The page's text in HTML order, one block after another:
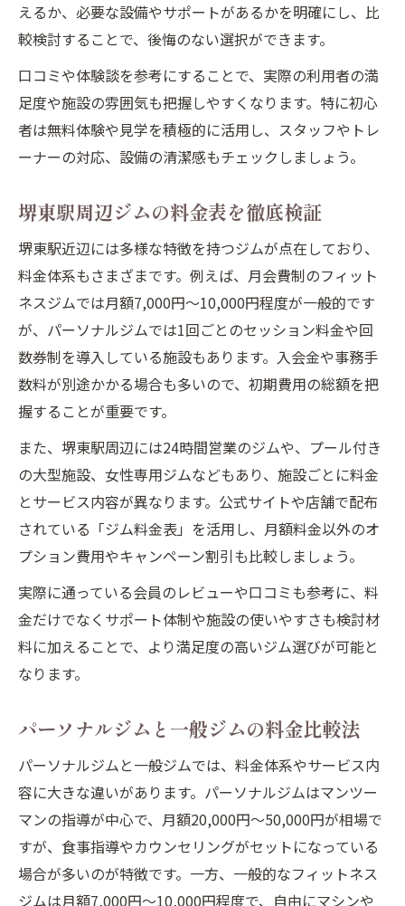
ジム料金と無料サービスの活用方法
無料体験から始めるジム選びの手順
通い方で変わるジム料金の仕組みとは
ジム料金は通い方でどれだけ変わる？
週2回と週3回で見るジム料金の違い
ジム料金に影響する利用頻度のポイント
パーソナルジムと通常ジムの料金比較
堺東駅で人気のジム料金の特徴まとめ
堺東駅ジムの料金特徴をわかりやすく解説
プール付きジムと通常ジムの料金差比較
利用者満足度が高いジム料金の条件
ジム料金とサービス内容の違いを知る
料金優先派に人気のジム選びの基準
えるか、必要な設備やサポートがあるかを明確にし、比
較検討することで、後悔のない選択ができます。
口コミや体験談を参考にすることで、実際の利用者の満
足度や施設の雰囲気も把握しやすくなります。特に初心
者は無料体験や見学を積極的に活用し、スタッフやトレ
ーナーの対応、設備の清潔感もチェックしましょう。
堺東駅周辺ジムの料金表を徹底検証
堺東駅近辺には多様な特徴を持つジムが点在しており、
料金体系もさまざまです。例えば、月会費制のフィット
ネスジムでは月額7,000円〜10,000円程度が一般的です
が、パーソナルジムでは1回ごとのセッション料金や回
数券制を導入している施設もあります。入会金や事務手
数料が別途かかる場合も多いので、初期費用の総額を把
握することが重要です。
また、堺東駅周辺には24時間営業のジムや、プール付き
の大型施設、女性専用ジムなどもあり、施設ごとに料金
とサービス内容が異なります。公式サイトや店舗で配布
されている「ジム料金表」を活用し、月額料金以外のオ
プション費用やキャンペーン割引も比較しましょう。
実際に通っている会員のレビューや口コミも参考に、料
金だけでなくサポート体制や施設の使いやすさも検討材
料に加えることで、より満足度の高いジム選びが可能と
なります。
パーソナルジムと一般ジムの料金比較法
パーソナルジムと一般ジムでは、料金体系やサービス内
容に大きな違いがあります。パーソナルジムはマンツー
マンの指導が中心で、月額20,000円〜50,000円が相場で
すが、食事指導やカウンセリングがセットになっている
場合が多いのが特徴です。一方、一般的なフィットネス
ジムは月額7,000円〜10,000円程度で、自由にマシンや